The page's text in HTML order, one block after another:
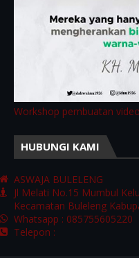
Workshop pembuatan
HUBUNGI KAMI
ASWAJA BULELENG
Jl Melati No.15 Mumbul
Kecamatan Buleleng
Whatsapp : 085755605220
Telepon :